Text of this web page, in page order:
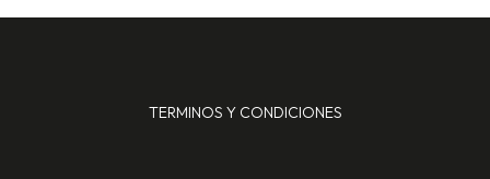
TERMINOS Y CONDICIONES